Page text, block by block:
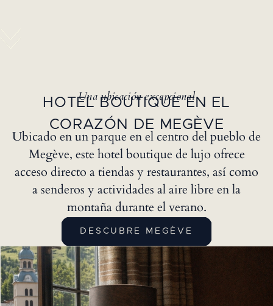
Una ubicación excepcional
HOTEL BOUTIQUE EN EL
CORAZÓN DE MEGÈVE
Ubicado en un parque en el centro del pueblo de
Megève, este hotel boutique de lujo ofrece
acceso directo a tiendas y restaurantes, así como
a senderos y actividades al aire libre en la
montaña durante el verano.
DESCUBRE MEGÈVE